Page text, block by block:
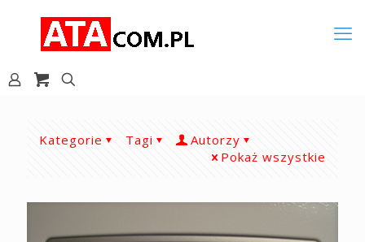
Kategorie Tagi
Autorzy
Pokaż wszystkie